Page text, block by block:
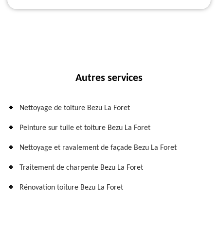
Autres services
Nettoyage de toiture Bezu La Foret
Peinture sur tuile et toiture Bezu La Foret
Nettoyage et ravalement de façade Bezu La Foret
Traitement de charpente Bezu La Foret
Rénovation toiture Bezu La Foret